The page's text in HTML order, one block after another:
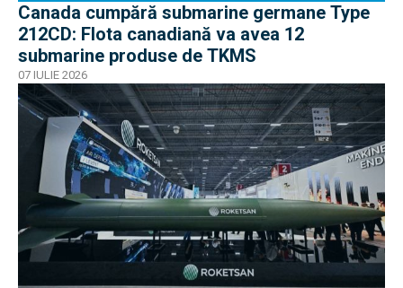
Canada cumpără submarine germane Type
212CD: Flota canadiană va avea 12
submarine produse de TKMS
07 IULIE 2026